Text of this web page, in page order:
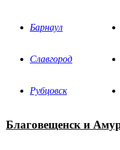
Барнаул
Славгород
Рубцовск
Благовещенск и